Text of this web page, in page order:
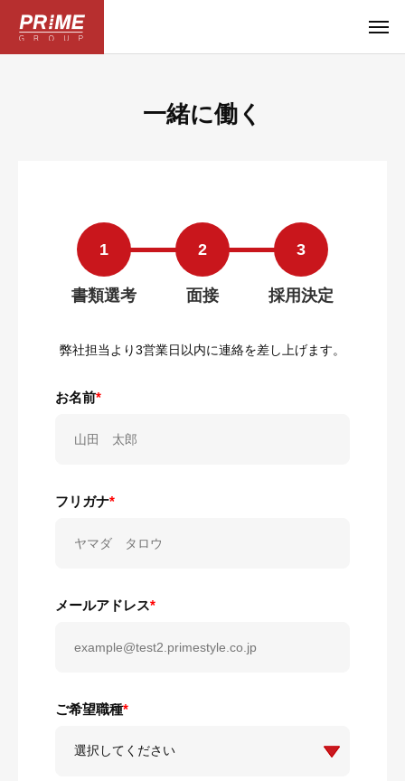
一緒に働く
書類選考 面接 採用決定
弊社担当より3営業日以内に連絡を差し上げます。
お名前*
フリガナ*
メールアドレス*
ご希望職種*